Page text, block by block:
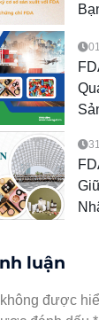
luận
được